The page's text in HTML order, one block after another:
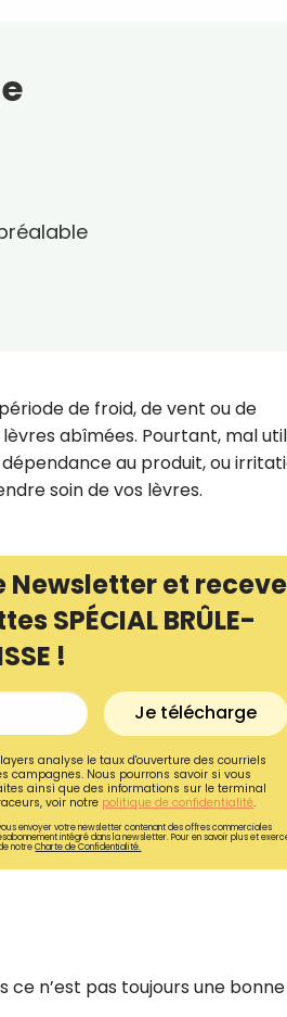
de froid, de vent ou de
abîmées. Pourtant, mal
au produit, ou
soin de vos lèvres.
et
SPÉCIAL BRÛLE-
!
Je télécharge
analyse le taux d'ouverture des courriels
campagnes. Nous pourrons savoir si vous
ainsi que des informations sur le terminal
voir notre politique de confidentialité.
envoyer votre newsletter contenant des offres commerciales
intégré dans la newsletter. Pour en savoir plus et
notreCharte de Confidentialité.
n’est pas toujours une bonne
Recevez gratuitement